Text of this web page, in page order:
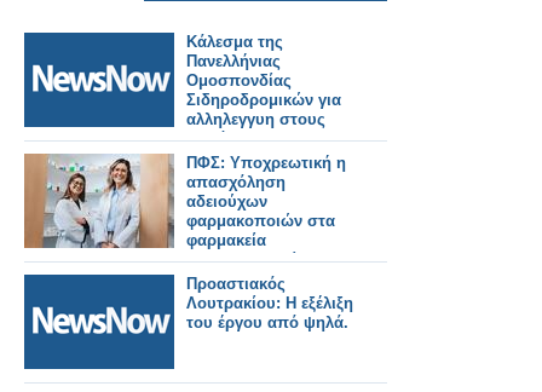
Κάλεσμα της
Πανελλήνιας
Ομοσπονδίας
Σιδηροδρομικών για
αλληλεγγυη στους
πυρόπληκτους της
Δυτικής Αττικής.
ΠΦΣ: Υποχρεωτική η
απασχόληση
αδειούχων
φαρμακοποιών στα
φαρμακεία
πολυϊδιοκτησίας που
λειτουργούν με
διευρυμένο ωράριο
Προαστιακός
Λουτρακίου: Η εξέλιξη
του έργου από ψηλά.